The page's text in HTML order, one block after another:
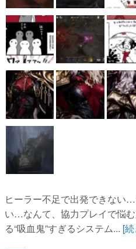
ヒーラー不足で出発できない
い…なんて、協力プレイで悩
る“吸血鬼”すぎるシステム... [